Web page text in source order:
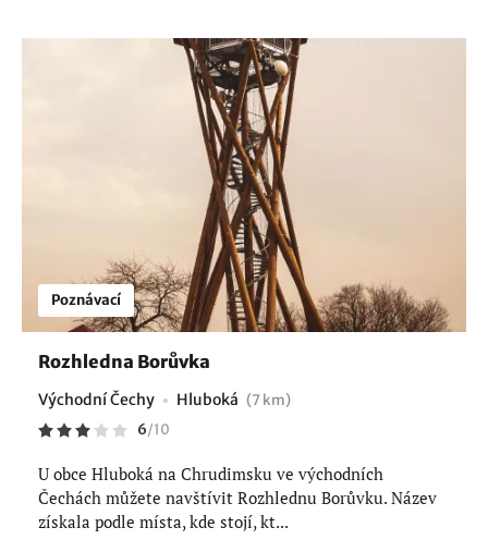
Poznávací
Rozhledna Borůvka
Východní Čechy Hluboká (7 km)
6/10
U obce Hluboká na Chrudimsku ve východních
Čechách můžete navštívit Rozhlednu Borůvku. Název
získala podle místa, kde stojí, kt...